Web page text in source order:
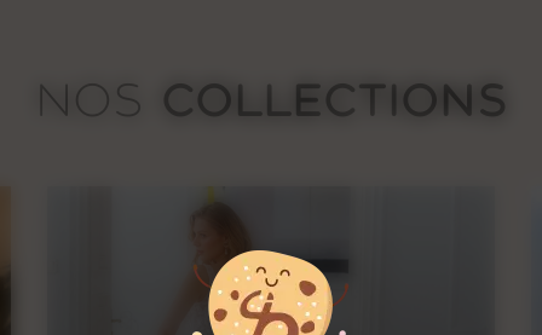
NOS COLLECTIONS